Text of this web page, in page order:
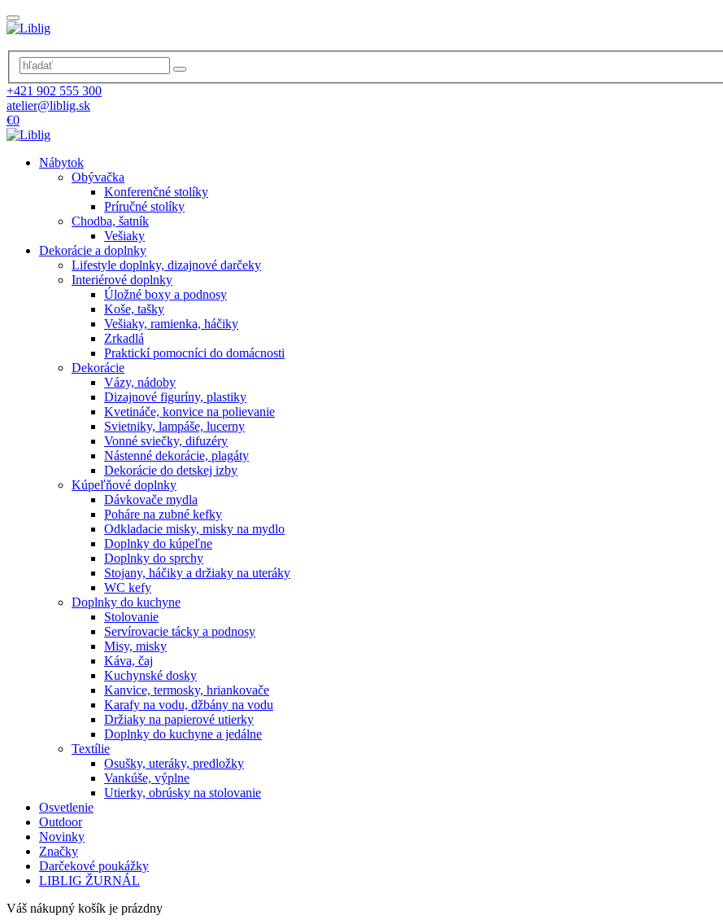
+421 902 555 300
atelier@liblig.sk
€0
Nábytok
Obývačka
Konferenčné stolíky
Príručné stolíky
Chodba, šatník
Vešiaky
Dekorácie a doplnky
Lifestyle doplnky, dizajnové darčeky
Interiérové doplnky
Úložné boxy a podnosy
Koše, tašky
Vešiaky, ramienka, háčiky
Zrkadlá
Praktickí pomocníci do domácnosti
Dekorácie
Vázy, nádoby
Dizajnové figuríny, plastiky
Kvetináče, konvice na polievanie
Svietniky, lampáše, lucerny
Vonné sviečky, difuzéry
Nástenné dekorácie, plagáty
Dekorácie do detskej izby
Kúpeľňové doplnky
Dávkovače mydla
Poháre na zubné kefky
Odkladacie misky, misky na mydlo
Doplnky do kúpeľne
Doplnky do sprchy
Stojany, háčiky a držiaky na uteráky
WC kefy
Doplnky do kuchyne
Stolovanie
Servírovacie tácky a podnosy
Misy, misky
Káva, čaj
Kuchynské dosky
Kanvice, termosky, hriankovače
Karafy na vodu, džbány na vodu
Držiaky na papierové utierky
Doplnky do kuchyne a jedálne
Textílie
Osušky, uteráky, predložky
Vankúše, výplne
Utierky, obrúsky na stolovanie
Osvetlenie
Outdoor
Novinky
Značky
Darčekové poukážky
LIBLIG ŽURNÁL
Váš nákupný košík je prázdny